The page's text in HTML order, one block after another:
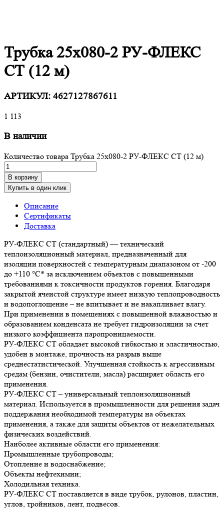
Трубка 25х080-2 РУ-ФЛЕКС
СТ (12 м)
АРТИКУЛ: 4627127867611
1 113
В наличии
Количество товара Трубка 25х080-2 РУ-ФЛЕКС СТ (12 м)
В корзину
Купить в один клик
Описание
Сертификаты
Доставка
РУ-ФЛЕКС СТ (стандартный) — технический
теплоизоляционный материал, предназначенный для
изоляции поверхностей с температурным диапазоном от -200
до +110 °С* за исключением объектов с повышенными
требованиями к токсичности продуктов горения. Благодаря
закрытой ячеистой структуре имеет низкую теплопроводность
и водопоглощение – не впитывает и не накапливает влагу.
При применении в помещениях с повышенной влажностью и
образованием конденсата не требует гидроизоляции за счет
низкого коэффициента паропроницаемости.
РУ-ФЛЕКС СТ обладает высокой гибкостью и эластичностью,
удобен в монтаже, прочность на разрыв выше
среднестатистической. Улучшенная стойкость к агрессивным
средам (бензин, очистители, масла) расширяет область его
применения.
РУ-ФЛЕКС СТ – универсальный теплоизоляционный
материал. Используется в промышленности для решения задач
поддержания необходимой температуры на объектах
применения, а также для защиты объектов от нежелательных
физических воздействий.
Наиболее активные области его применения:
Промышленные трубопроводы;
Отопление и водоснабжение;
Объекты нефтехимии;
Холодильная техника.
РУ-ФЛЕКС СТ поставляется в виде трубок, рулонов, пластин,
углов, тройников, лент, подвесов.